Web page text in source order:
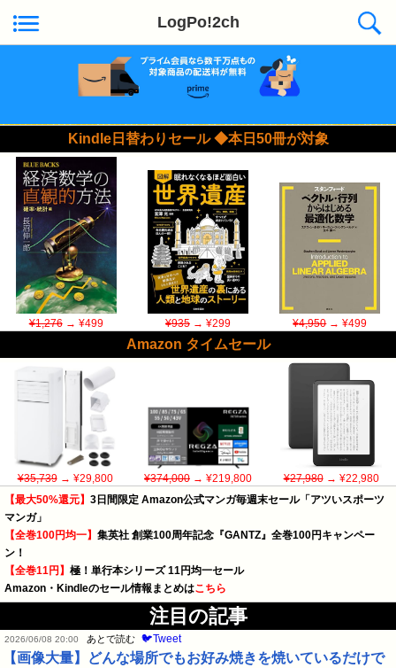
LogPo!2ch
Kindle日替わりセール ◆本日50冊が対象
¥1,276→ ¥499 ¥935→ ¥299 ¥4,950→ ¥499
Amazon タイムセール
¥35,739→ ¥29,800 ¥374,000 → ¥219,800 ¥27,980→ ¥22,980
【最大50%還元】 3日間限定 Amazon公式マンガ毎週末セール「アツいスポーツ
マンガ」
【全巻100円均一】 集英社 創業100周年記念『GANTZ』全巻100円キャンペー
ン！
【全巻11円】 極！単行本シリーズ 11円均一セール
Amazon・Kindleのセール情報まとめはこちら
注目の記事
2026/06/08 20:00 あとで読む 🐦Tweet
【画像大量】どんな場所でもお好み焼きを焼いているだけで